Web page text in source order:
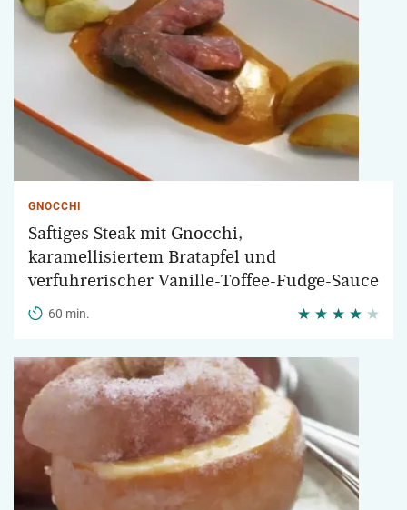
GNOCCHI
Saftiges Steak mit Gnocchi,
karamellisiertem Bratapfel und
verführerischer Vanille-Toffee-Fudge-Sauce
60 min.